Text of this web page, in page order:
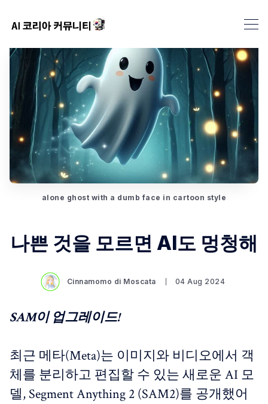
alone ghost with a dumb face in cartoon style
나쁜 것을 모르면 AI도 멍청해
Cinnamomo di Moscata 04 Aug 2024
SAM이 업그레이드!
최근 메타(Meta)는 이미지와 비디오에서 객
체를 분리하고 편집할 수 있는 새로운 AI 모
델, Segment Anything 2 (SAM2)를 공개했어